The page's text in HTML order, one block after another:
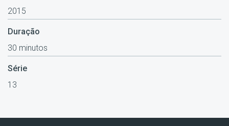
2015
Duração
30 minutos
Série
13